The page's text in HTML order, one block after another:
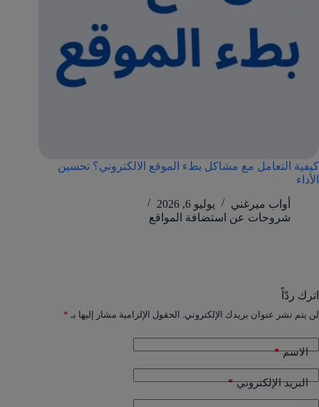
كيفية التعامل مع مشاكل بطء الموقع الالكتروني؟ تحسين
الأداء
أواب ميرغني
يوليو 6, 2026
شروحات عن استضافة المواقع
اترك ردّاً
لن يتم نشر عنوان بريدك الإلكتروني. الحقول الإلزامية مشار إليها بـ *
الاسم*
البريد الإلكتروني*